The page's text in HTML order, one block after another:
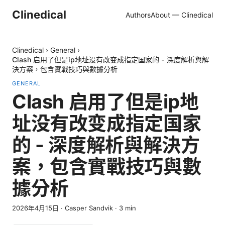
Clinedical AuthorsAbout — Clinedical
Clinedical › General ›
Clash 启用了但是ip地址没有改变成指定国家的 - 深度解析與解
決方案，包含實戰技巧與數據分析
GENERAL
Clash 启用了但是ip地
址没有改变成指定国家
的 - 深度解析與解決方
案，包含實戰技巧與數
據分析
2026年4月15日 · Casper Sandvik · 3 min